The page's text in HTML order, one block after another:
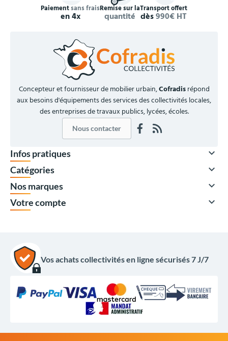
Paiementsans frais
en 4x
Remise sur la
quantité
Transport offert
dès990€ HT
Concepteur et fournisseur de mobilier urbain,Cofradisrépond
aux besoins d'équipements des services des collectivités locales,
des entreprises de travaux publics, lycées, écoles.
Nous contacter
Infos pratiques 
Catégories 
Nos marques 
Votre compte 
Vos achats collectivités en ligne sécurisés 7 J/7